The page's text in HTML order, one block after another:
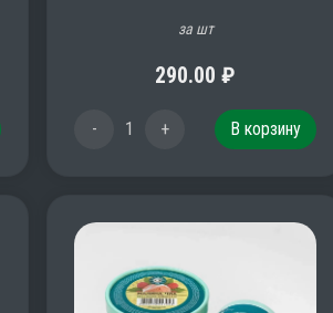
за шт
290.00 ₽
- 1 + В корзину